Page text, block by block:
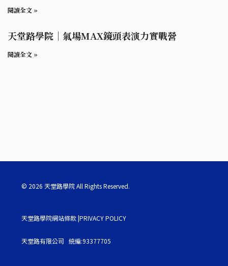
閱讀全文 »
天堂路學院｜氣場MAX鏡頭表演力實戰營
閱讀全文 »
© 2026 天堂路學院 All Rights Reserved.
天堂路學院網站條款 |PRIVACY POLICY
天堂路有限公司 統編:93377705